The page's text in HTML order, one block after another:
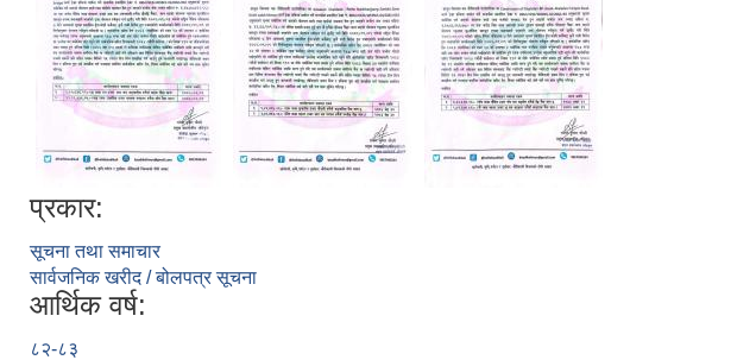
प्रकार:
सूचना तथा समाचार
सार्वजनिक खरीद / बोलपत्र सूचना
आर्थिक वर्ष:
८२-८३